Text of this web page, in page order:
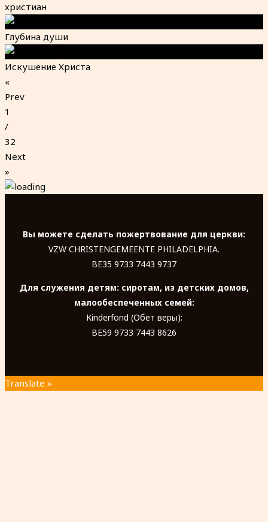
христиан
Глубина души
Искушение Христа
«
Prev
1
/
32
Next
»
Вы можете сделать пожертвование для церкви:
VZW CHRISTENGEMEENTE PHILADELPHIA.
BE35 9733 7443 9737
Для служения детям: сиротам, из детских домов,
малообеспеченных семей:
Kinderfond (Обет веры):
BE59 9733 7443 8626
Translate »